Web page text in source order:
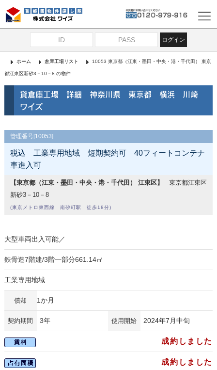
ログイン
ホーム 倉庫工場リスト 10053 東京都（江東・墨田・中央・港・千代田） 東京
都江東区新砂3－10－8 の物件
貸倉庫工場 詳細 神奈川県 東京都 横浜 川崎
ワイズ
管理番号[10053]
税込 工業専用地域 短期契約可 40フィートコンテナ
車進入可
【東京都（江東・墨田・中央・港・千代田） 江東区】
東京都江東区
新砂3－10－8
(東京メトロ東西線 南砂町駅 徒歩18分)
大型車両出入可能／
鉄骨造7階建/3階一部分661.14㎡
工業専用地域
償却 1か月
契約期間 3年 使用開始 2024年7月中旬
成約しました
成約しました